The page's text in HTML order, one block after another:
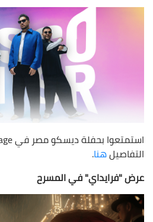
التفاصيلهنا.
عرض "فرايداي" في المسرح